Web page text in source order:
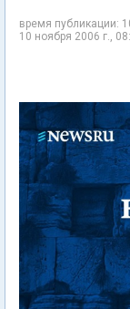
время публикации:
10 ноября 2006 г.,